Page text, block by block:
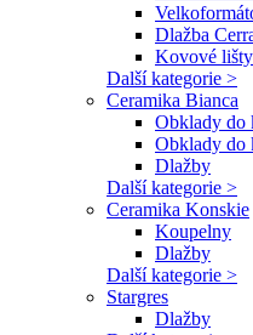
Dlažba
Kovové
Další kategorie >
Ceramika Bianca
Obklady do
Obklady do
Dlažby
Další kategorie >
Ceramika Konskie
Koupelny
Dlažby
Další kategorie >
Stargres
Dlažby